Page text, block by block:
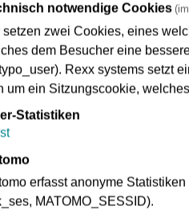
Ticket als Umweltprämie zu
und zweimal unterschriebener
Auskunft aus dem zentralen
nicht ausreichend ist).Die
notwendige Cookies
setzen zwei Cookies, eines
dem Besucher eine
Rexx systems setzt
um ein Sitzungscookie,
Statistiken
erfasst anonyme
MATOMO_SESSID).